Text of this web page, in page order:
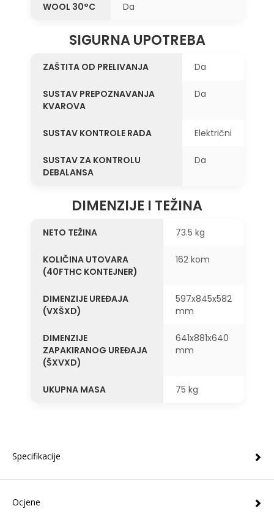
WOOL 30°C Da
SIGURNA UPOTREBA
ZAŠTITA OD PRELIVANJA Da
SUSTAV PREPOZNAVANJA
KVAROVA
Da
SUSTAV KONTROLE RADA Električni
SUSTAV ZA KONTROLU
DEBALANSA
Da
DIMENZIJE I TEŽINA
NETO TEŽINA 73.5 kg
KOLIČINA UTOVARA
(40FTHC KONTEJNER)
162 kom
DIMENZIJE UREĐAJA
(VXŠXD)
597x845x582
mm
DIMENZIJE
ZAPAKIRANOG UREĐAJA
(ŠXVXD)
641x881x640
mm
UKUPNA MASA 75 kg
Specifikacije
Ocjene